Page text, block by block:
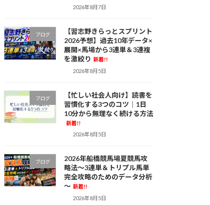
2026年8月7日
ブログ
【習志野きらっとスプリント
2026予想】過去10年データ×
展開×馬場から3連単＆3連複
を激絞り 新着!!
2026年8月5日
ブログ
【忙しい社会人向け】読書を
習慣化する3つのコツ｜1日
10分から無理なく続ける方法
新着!!
2026年8月5日
ブログ
2026年船橋競馬場夏競馬攻
略法～3連単＆トリプル馬単
完全攻略のためのデータ分析
～ 新着!!
2026年8月5日